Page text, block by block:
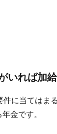
いれば加
に当てはま
金です。